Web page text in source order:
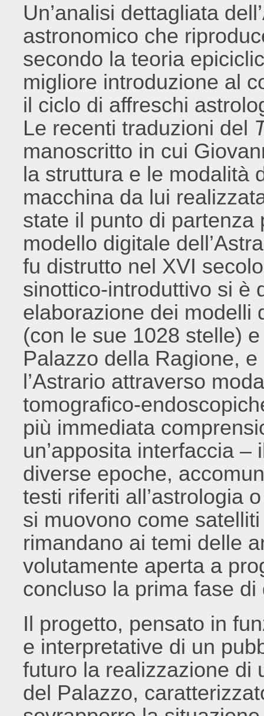
Un’analisi dettagliata
astronomico che
secondo la teoria
migliore introduzione al
il ciclo di affreschi
Le recenti traduzioni del
manoscritto in cui
la struttura e le modalità
macchina da lui
state il punto di
modello digitale
fu distrutto nel XVI
sinottico-introduttivo si è
elaborazione dei modelli
(con le sue 1028 stelle)
Palazzo della Ragione,
l’Astrario attraverso
tomografico-
più immediata
un’apposita interfaccia
diverse epoche,
testi riferiti all’astrologia
si muovono come
rimandano ai temi delle
volutamente aperta a
concluso la prima fase
Il progetto, pensato in
e interpretative di un
futuro la realizzazione di
del Palazzo,